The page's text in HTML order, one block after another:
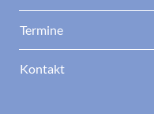
Termine
Kontakt